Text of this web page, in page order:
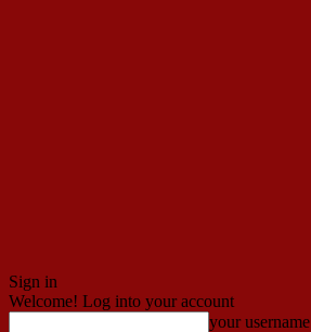
Sign in
Welcome! Log into your account
your username